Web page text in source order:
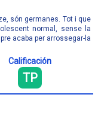
són germanes. Tot i que
normal, sense la
acaba per arrossegar-la
Calificación
TP